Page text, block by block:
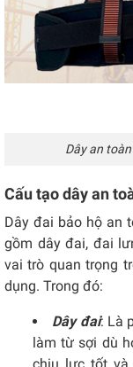
Dây an
Cấu tạo dây an
Dây đai bảo hộ an
gồm dây đai, đai
vai trò quan trọng
dụng. Trong đó:
Dây đai: Là
làm từ sợi dù